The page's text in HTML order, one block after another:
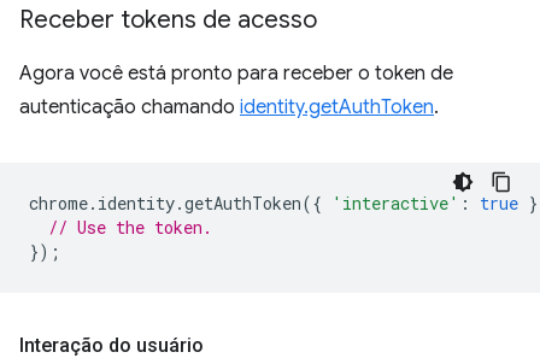
Receber tokens de acesso
Agora você está pronto para receber o token de
autenticação chamando identity.getAuthToken.
chrome. identity.getAuthToken({ 'interactive' : true
// Use the token.
});
Interação do usuário